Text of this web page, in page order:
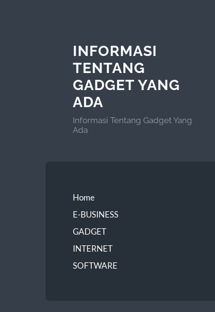
INFORMASI
TENTANG
GADGET YANG
ADA
Informasi Tentang Gadget Yang
Ada
Home
E-BUSINESS
GADGET
INTERNET
SOFTWARE